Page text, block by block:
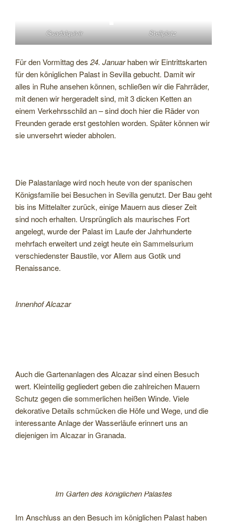
Guadalquivir Stellplatz
Für den Vormittag des 24. Januarhaben wir Eintrittskarten
für den königlichen Palast in Sevilla gebucht. Damit wir
alles in Ruhe ansehen können, schließen wir die Fahrräder,
mit denen wir hergeradelt sind, mit 3 dicken Ketten an
einem Verkehrsschild an – sind doch hier die Räder von
Freunden gerade erst gestohlen worden. Später können wir
sie unversehrt wieder abholen.
Die Palastanlage wird noch heute von der spanischen
Königsfamilie bei Besuchen in Sevilla genutzt. Der Bau geht
bis ins Mittelalter zurück, einige Mauern aus dieser Zeit
sind noch erhalten. Ursprünglich als maurisches Fort
angelegt, wurde der Palast im Laufe der Jahrhunderte
mehrfach erweitert und zeigt heute ein Sammelsurium
verschiedenster Baustile, vor Allem aus Gotik und
Renaissance.
Innenhof Alcazar
Auch die Gartenanlagen des Alcazar sind einen Besuch
wert. Kleinteilig gegliedert geben die zahlreichen Mauern
Schutz gegen die sommerlichen heißen Winde. Viele
dekorative Details schmücken die Höfe und Wege, und die
interessante Anlage der Wasserläufe erinnert uns an
diejenigen im Alcazar in Granada.
Im Garten des königlichen Palastes
Im Anschluss an den Besuch im königlichen Palast haben